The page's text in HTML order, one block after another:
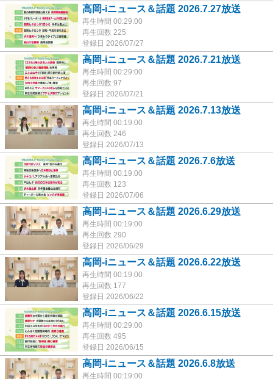
高岡-iニュース＆話題 2026.7.27放送
再生時間 00:29:00
再生回数 225
登録日 2026/07/27
高岡-iニュース＆話題 2026.7.21放送
再生時間 00:29:00
再生回数 97
登録日 2026/07/21
高岡-iニュース＆話題 2026.7.13放送
再生時間 00:19:00
再生回数 246
登録日 2026/07/13
高岡-iニュース＆話題 2026.7.6放送
再生時間 00:19:00
再生回数 123
登録日 2026/07/06
高岡-iニュース＆話題 2026.6.29放送
再生時間 00:19:00
再生回数 290
登録日 2026/06/29
高岡-iニュース＆話題 2026.6.22放送
再生時間 00:19:00
再生回数 177
登録日 2026/06/22
高岡-iニュース＆話題 2026.6.15放送
再生時間 00:29:00
再生回数 495
登録日 2026/06/15
高岡-iニュース＆話題 2026.6.8放送
再生時間 00:19:00